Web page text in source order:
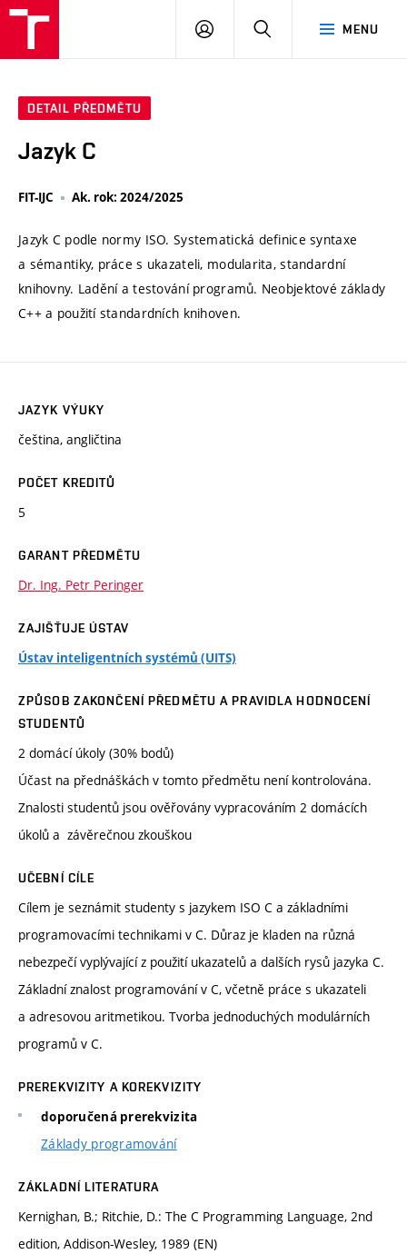
MENU
PŘIHLÁSIT
DETAIL PŘEDMĚTU
Jazyk C
FIT-IJC Ak. rok: 2024/2025
Jazyk C podle normy ISO. Systematická definice syntaxe
a sémantiky, práce s ukazateli, modularita, standardní
knihovny. Ladění a testování programů. Neobjektové základy
C++ a použití standardních knihoven.
JAZYK VÝUKY
čeština, angličtina
POČET KREDITŮ
5
GARANT PŘEDMĚTU
Dr. Ing. Petr Peringer
ZAJIŠŤUJE ÚSTAV
Ústav inteligentních systémů (UITS)
ZPŮSOB ZAKONČENÍ PŘEDMĚTU A PRAVIDLA HODNOCENÍ
STUDENTŮ
2 domácí úkoly (30% bodů)
Účast na přednáškách v tomto předmětu není kontrolována.
Znalosti studentů jsou ověřovány vypracováním 2 domácích
úkolů a závěrečnou zkouškou
UČEBNÍ CÍLE
Cílem je seznámit studenty s jazykem ISO C a základními
programovacími technikami v C. Důraz je kladen na různá
nebezpečí vyplývající z použití ukazatelů a dalších rysů jazyka C.
Základní znalost programování v C, včetně práce s ukazateli
a adresovou aritmetikou. Tvorba jednoduchých modulárních
programů v C.
PREREKVIZITY A KOREKVIZITY
doporučená prerekvizita
Základy programování
ZÁKLADNÍ LITERATURA
Kernighan, B.; Ritchie, D.: The C Programming Language, 2nd
edition, Addison-Wesley, 1989 (EN)